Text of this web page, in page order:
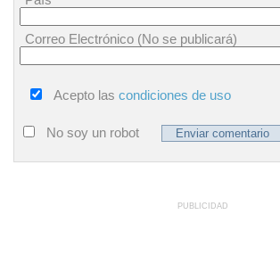
Correo Electrónico (No se publicará)
Acepto las condiciones de uso
No soy un robot
PUBLICIDAD